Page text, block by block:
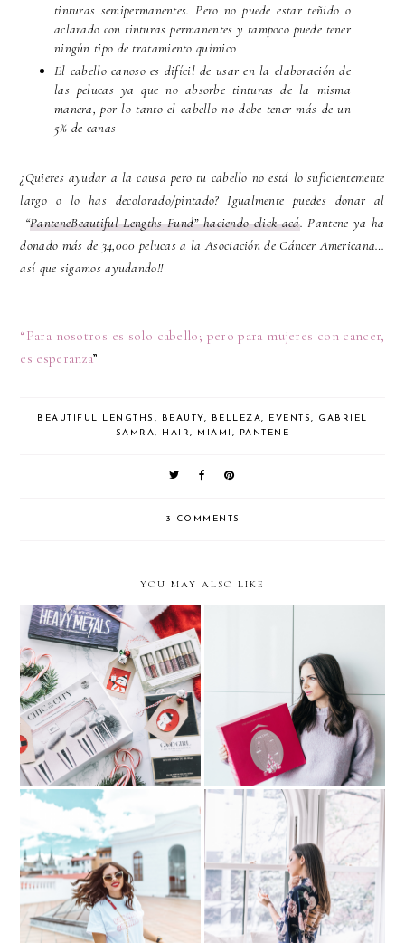
tinturas semipermanentes. Pero no puede estar teñido o
aclarado con tinturas permanentes y tampoco puede tener
ningún tipo de tratamiento químico
El cabello canoso es difícil de usar en la elaboración de
las pelucas ya que no absorbe tinturas de la misma
manera, por lo tanto el cabello no debe tener más de un
5% de canas
¿Quieres ayudar a la causa pero tu cabello no está lo suficientemente
largo o lo has decolorado/pintado? Igualmente puedes donar al
“PanteneBeautiful Lengths Fund” haciendo click acá. Pantene ya ha
donado más de 34,000 pelucas a la Asociación de Cáncer Americana…
así que sigamos ayudando!!
“Para nosotros es solo cabello; pero para mujeres con cancer,
es esperanza”
BEAUTIFUL LENGTHS , BEAUTY, BELLEZA, EVENTS, GABRIEL
SAMRA, HAIR, MIAMI , PANTENE
3 COMMENTS
YOU MAY ALSO LIKE
Holiday Makeup Looks
with METALLICS &
Holiday Gifts.. with Ulta
Beauty
HOLIDAY GIFT IDEA:
The perfect beauty set
Sharing my “Hair Journey”
with Herbal Essences
Fragrance Beauty Ritual